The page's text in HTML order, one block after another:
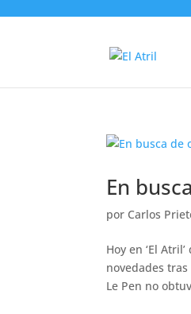
En
por Carlos
Hoy en ‘El
novedades
Le Pen no